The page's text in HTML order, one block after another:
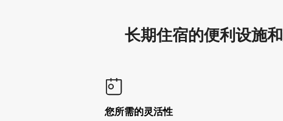
长期住宿的便利设施
您所需的灵活性